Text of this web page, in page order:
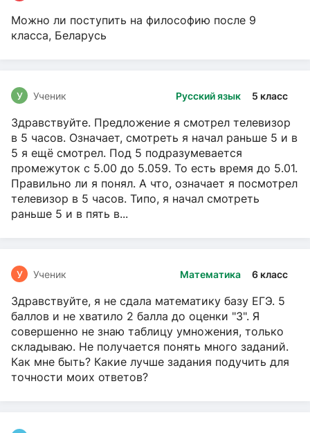
Можно ли поступить на философию после 9
класса, Беларусь
Русский язык 5 класс
У Ученик
Здравствуйте. Предложение я смотрел телевизор
в 5 часов. Означает, смотреть я начал раньше 5 и в
5 я ещё смотрел. Под 5 подразумевается
промежуток с 5.00 до 5.059. То есть время до 5.01.
Правильно ли я понял. А что, означает я посмотрел
телевизор в 5 часов. Типо, я начал смотреть
раньше 5 и в пять в...
Математика 6 класс
У Ученик
Здравствуйте, я не сдала математику базу ЕГЭ. 5
баллов и не хватило 2 балла до оценки "3". Я
совершенно не знаю таблицу умножения, только
складываю. Не получается понять много заданий.
Как мне быть? Какие лучше задания подучить для
точности моих ответов?